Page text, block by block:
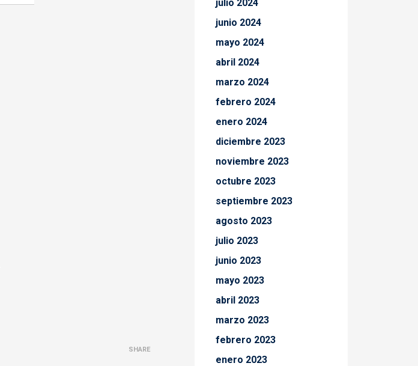
SHARE
julio 2024
junio 2024
mayo 2024
abril 2024
marzo 2024
febrero 2024
enero 2024
diciembre 2023
noviembre 2023
octubre 2023
septiembre 2023
agosto 2023
julio 2023
junio 2023
mayo 2023
abril 2023
marzo 2023
febrero 2023
enero 2023